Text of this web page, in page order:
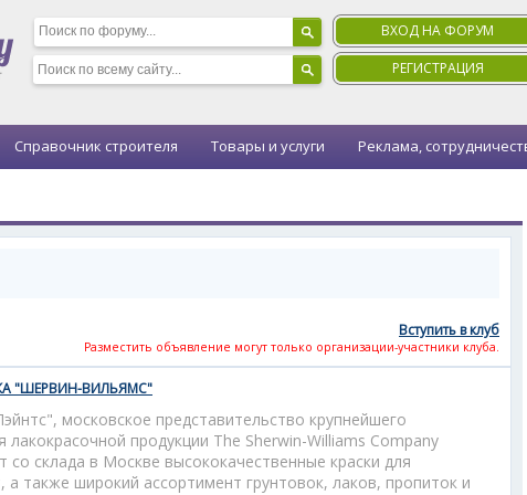
ВХОД НА ФОРУМ
РЕГИСТРАЦИЯ
Справочник строителя Товары и услуги Реклама,
Вступить в клуб
Разместить объявление могут только организации-участники клуба.
"ШЕРВИН-ВИЛЬЯМС"
московское представительство крупнейшего
лакокрасочной продукции The Sherwin-Williams Company
со склада в Москве высококачественные краски для
а также широкий ассортимент грунтовок, лаков, пропиток и